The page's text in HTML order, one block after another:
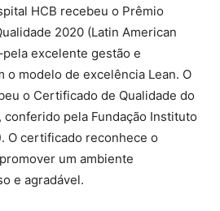
HCB recebeu o Prêmio
2020 (Latin American
excelente gestão e
o modelo de excelência Lean. O
o Certificado de Qualidade do
conferido pela Fundação Instituto
O certificado reconhece o
um ambiente
e agradável.